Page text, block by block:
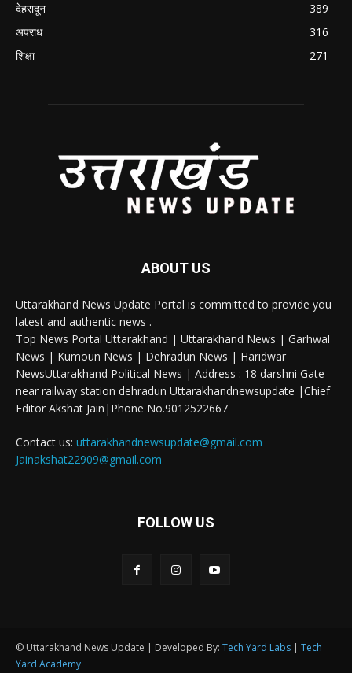
देहरादून
389
अपराध
316
शिक्षा
271
ABOUT US
Uttarakhand News Update Portal is committed to provide you
latest and authentic news .
Top News Portal Uttarakhand | Uttarakhand News | Garhwal
News | Kumoun News | Dehradun News | Haridwar
NewsUttarakhand Political News | Address : 18 darshni Gate
near railway station dehradun Uttarakhandnewsupdate |Chief
Editor Akshat Jain|Phone No.9012522667
Contact us: uttarakhandnewsupdate@gmail.com
Jainakshat22909@gmail.com
FOLLOW US
© Uttarakhand News Update | Developed By: Tech Yard Labs
Tech
Yard Academy